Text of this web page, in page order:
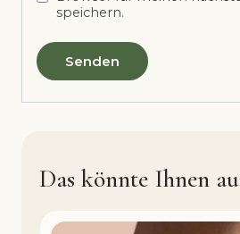
speichern.
Das könnte Ihnen